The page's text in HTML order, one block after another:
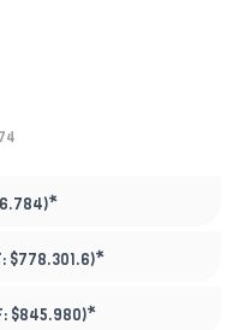
*
$778.301.6)*
$845.980)*